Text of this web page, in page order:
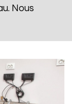
Nous